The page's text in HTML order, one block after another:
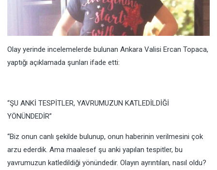
Olay yerinde incelemelerde bulunan Ankara Valisi Ercan Topaca,
yaptığı açıklamada şunları ifade etti:
“ŞU ANKİ TESPİTLER, YAVRUMUZUN KATLEDİLDİĞİ
YÖNÜNDEDİR”
“Biz onun canlı şekilde bulunup, onun haberinin verilmesini çok
arzu ederdik. Ama maalesef şu anki yapılan tespitler, bu
yavrumuzun katledildiği yönündedir. Olayın ayrıntıları, nasıl oldu?